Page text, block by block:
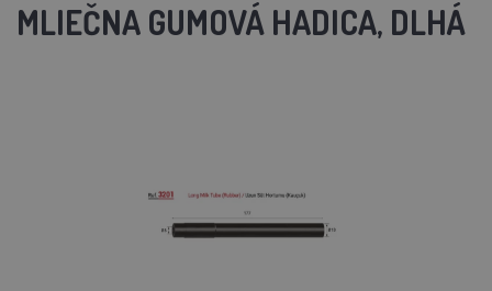
MLIEČNA GUMOVÁ HADICA, DLHÁ